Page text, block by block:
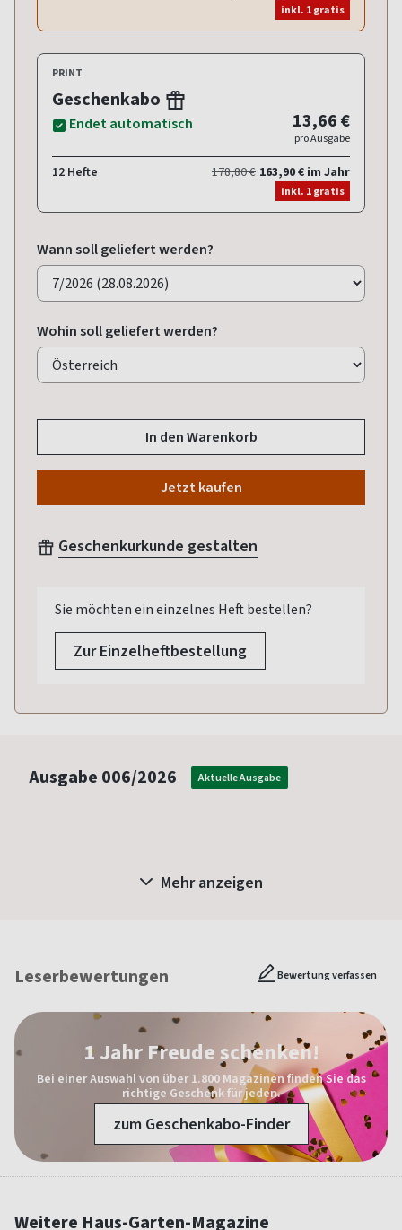
inkl. 1 gratis
PRINT
Geschenkabo
Endet automatisch 13,66 €
pro Ausgabe
12 Hefte 178,80 € 163,90 € im Jahr
inkl. 1 gratis
Wann soll geliefert werden?
Wohin soll geliefert werden?
In den Warenkorb
Jetzt kaufen
Geschenkurkunde gestalten
Sie möchten ein einzelnes Heft bestellen?
Zur Einzelheftbestellung
Ausgabe 006/2026 Aktuelle Ausgabe
Mehr anzeigen
Leserbewertungen Bewertung verfassen
1 Jahr Freude schenken!
Bei einer Auswahl von über 1.800 Magazinen finden Sie das
richtige Geschenk für jeden.
zum Geschenkabo-Finder
Weitere Haus-Garten-Magazine